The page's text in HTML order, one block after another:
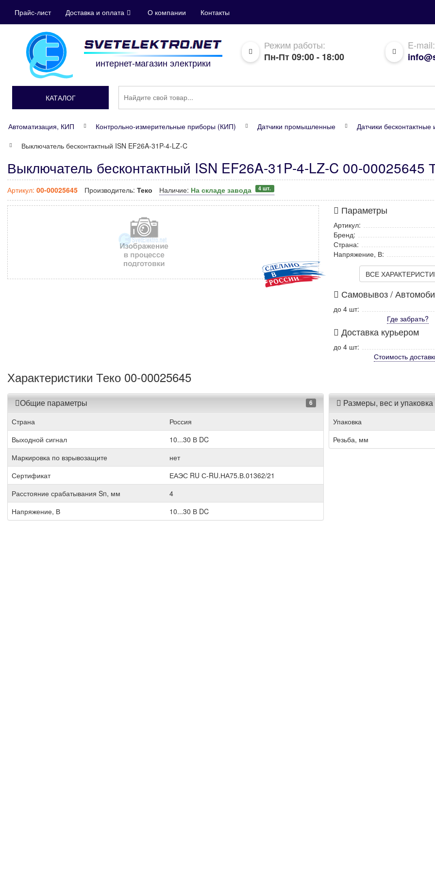
Прайс-лист Доставка и оплата О компании Контакты
интернет-магазин электрики
Режим работы:
Пн-Пт 09:00 - 18:00
E-mail:
КАТАЛОГ
Автоматизация, КИП Контрольно-измерительные приборы (КИП) Датчики промышленные
Датчики бесконтактные
Выключатель бесконтактный ISN EF26A-31P-4-LZ-C
Выключатель бесконтактный ISN EF26A-31P-4-LZ-C 00-00025645
Артикул: 00-00025645 Производитель: Теко Наличие: На складе завода 4 шт.
Параметры
Артикул:
Бренд:
Страна:
Напряжение, В:
ВСЕ
Самовывоз /
до 4 шт:
Где забрать?
Доставка курьером
до 4 шт:
Стоимость
Характеристики Теко 00-00025645
Общие параметры 6
Страна
Россия
Выходной сигнал
10...30 В DC
Маркировка по взрывозащите
нет
Сертификат
ЕАЭС RU С-RU.НА75.В.01362/21
Расстояние срабатывания Sn, мм
4
Напряжение, В
10...30 В DC
Размеры, вес и упаковка
Упаковка
Резьба, мм